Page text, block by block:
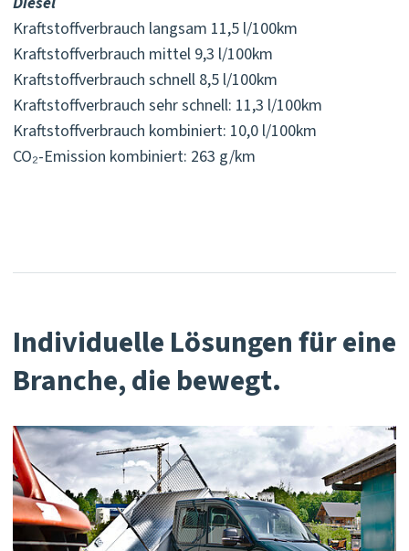
Kraftstoffverbrauch langsam 11,5 l/100km ⁠
Kraftstoffverbrauch mittel 9,3 l/100km ⁠
Kraftstoffverbrauch schnell 8,5 l/100km ⁠
Kraftstoffverbrauch sehr schnell: 11,3 l/100km ⁠
Kraftstoffverbrauch kombiniert: 10,0 l/100km
CO₂-Emission kombiniert: 263 g/km ⁠
Individuelle Lösungen für eine
Branche, die bewegt.